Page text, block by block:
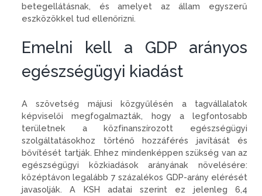
betegellátásnak, és amelyet az állam egyszerű
eszközökkel tud ellenőrizni.
Emelni kell a GDP arányos
egészségügyi kiadást
A szövetség májusi közgyűlésén a tagvállalatok
képviselői megfogalmazták, hogy a legfontosabb
területnek a közfinanszírozott egészségügyi
szolgáltatásokhoz történő hozzáférés javítását és
bővítését tartják. Ehhez mindenképpen szükség van az
egészségügyi közkiadások arányának növelésére:
középtávon legalább 7 százalékos GDP-arány elérését
javasolják. A KSH adatai szerint ez jelenleg 6,4